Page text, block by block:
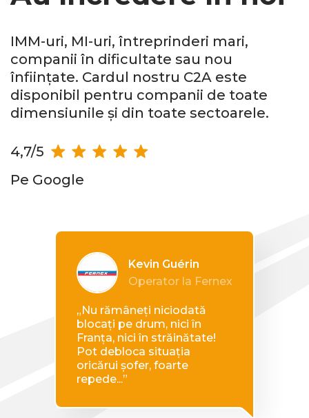
IMM-uri, MI-uri, întreprinderi mari,
companii în dificultate sau nou
înființate. Cardul nostru C2A este
disponibil pentru companii de toate
dimensiunile și din toate sectoarele.
4,7/5
Pe Google
Kevin Guérin
Operator la Fernex
„Nu rămâneți niciodată
blocați pe drum, nici în
Franța, nici în străinătate!
Pot debloca situația
oricărui șofer, foarte
repede...”